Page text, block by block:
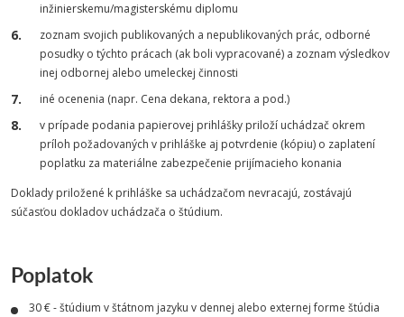
inžinierskemu/magisterskému diplomu
zoznam svojich publikovaných a nepublikovaných prác, odborné
posudky o týchto prácach (ak boli vypracované) a zoznam výsledkov
inej odbornej alebo umeleckej činnosti
iné ocenenia (napr. Cena dekana, rektora a pod.)
v prípade podania papierovej prihlášky priloží uchádzač okrem
príloh požadovaných v prihláške aj potvrdenie (kópiu) o zaplatení
poplatku za materiálne zabezpečenie prijímacieho konania
Doklady priložené k prihláške sa uchádzačom nevracajú, zostávajú
súčasťou dokladov uchádzača o štúdium.
Poplatok
30 € - štúdium v štátnom jazyku v dennej alebo externej forme štúdia